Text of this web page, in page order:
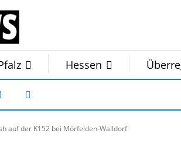
Hessen
auf der K152 bei Mörfelden-Walldorf